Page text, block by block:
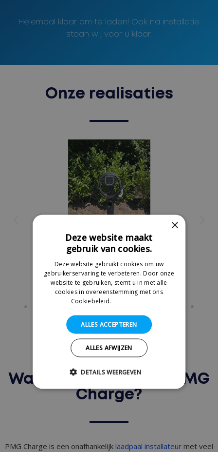
Helemaal klaar om te laden! Ook na installatie
staan wij voor u klaar.
Onze realisaties
Pro - Paalmontage
Waarom kiezen voor PMG
Charge?
PMG Charge is een onafhankelijk laadpaal installateur met veel
×
Deze website maakt
gebruik van cookies.
Deze website gebruikt cookies om uw
gebruikerservaring te verbeteren. Door onze
website te gebruiken, stemt u in met alle
cookies in overeenstemming met ons
Cookiebeleid.
ALLES ACCEPTEREN
ALLES AFWIJZEN
DETAILS WEERGEVEN